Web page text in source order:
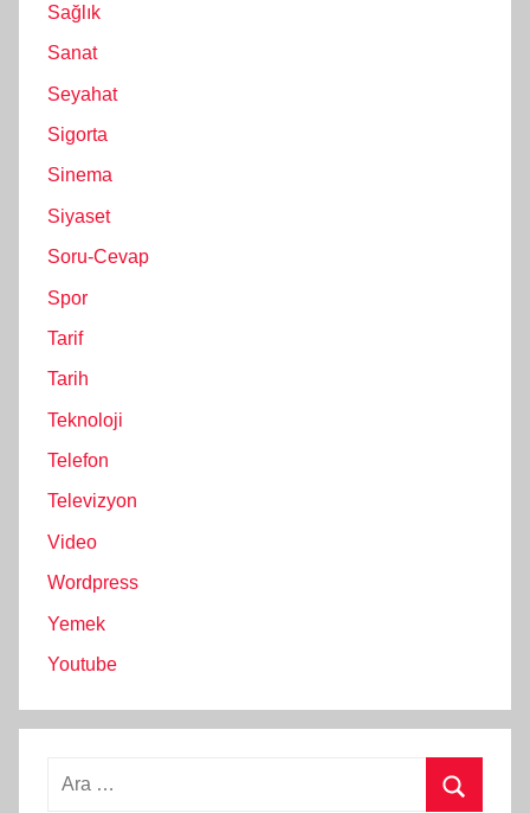
Sağlık
Sanat
Seyahat
Sigorta
Sinema
Siyaset
Soru-Cevap
Spor
Tarif
Tarih
Teknoloji
Telefon
Televizyon
Video
Wordpress
Yemek
Youtube
Arama: